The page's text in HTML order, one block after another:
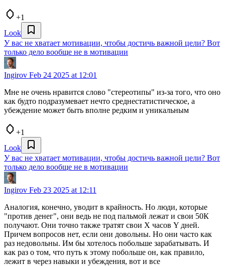
+1
Look
У вас не хватает мотивации, чтобы достичь важной цели? Вот
только дело вообще не в мотивации
Ingirov Feb 24 2025 at 12:01
Мне не очень нравится слово "стереотипы" из-за того, что оно
как будто подразумевает нечто среднестатистическое, а
убеждение может быть вполне редким и уникальным
+1
Look
У вас не хватает мотивации, чтобы достичь важной цели? Вот
только дело вообще не в мотивации
Ingirov Feb 23 2025 at 12:11
Аналогия, конечно, уводит в крайность. Но люди, которые
"против денег", они ведь не под пальмой лежат и свои 50К
получают. Они точно также тратят свои X часов Y дней.
Причем вопросов нет, если они довольны. Но они часто как
раз недовольны. Им бы хотелось побольше зарабатывать. И
как раз о том, что путь к этому побольше он, как правило,
лежит в через навыки и убеждения, вот и все